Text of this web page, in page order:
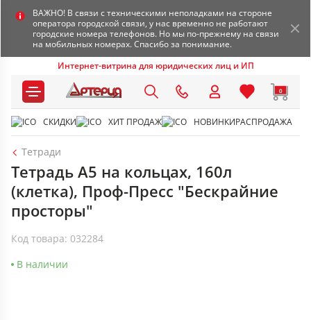
ВАЖНО! В связи с техническими неполадками на стороне
оператора городской связи, у нас временно не работают
городские номера телефонов. Но мы по-прежнему на связи
на мобильных номерах. Спасибо за понимание.
Интернет-витрина для юридических лиц и ИП
0
СКИДКИ ХИТ ПРОДАЖ НОВИНКИРАСПРОДАЖА
Тетради
Тетрадь А5 на кольцах, 160л
(клетка), Проф-Пресс "Бескрайние
просторы"
Код товара: 032284
В наличии